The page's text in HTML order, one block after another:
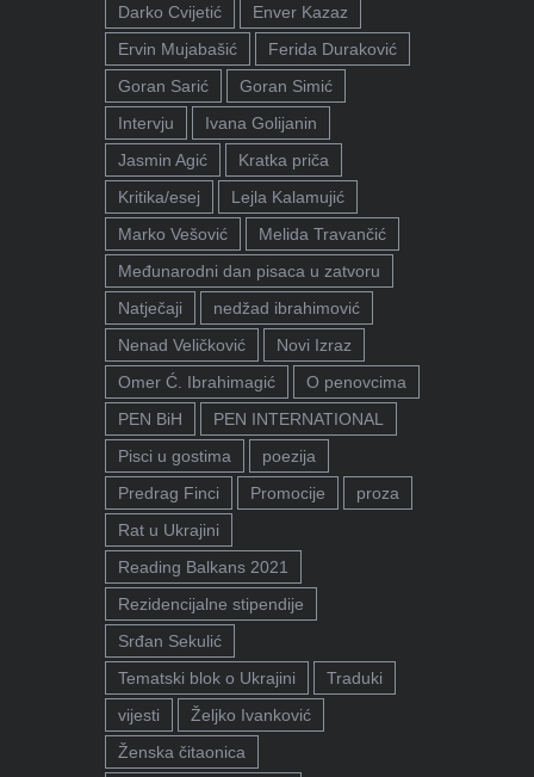
Darko Cvijetić
Enver Kazaz
Ervin Mujabašić
Ferida Duraković
Goran Sarić
Goran Simić
Intervju
Ivana Golijanin
Jasmin Agić
Kratka priča
Kritika/esej
Lejla Kalamujić
Marko Vešović
Melida Travančić
Međunarodni dan pisaca u zatvoru
Natječaji
nedžad ibrahimović
Nenad Veličković
Novi Izraz
Omer Ć. Ibrahimagić
O penovcima
PEN BiH
PEN INTERNATIONAL
Pisci u gostima
poezija
Predrag Finci
Promocije
proza
Rat u Ukrajini
Reading Balkans 2021
Rezidencijalne stipendije
Srđan Sekulić
Tematski blok o Ukrajini
Traduki
vijesti
Željko Ivanković
Ženska čitaonica